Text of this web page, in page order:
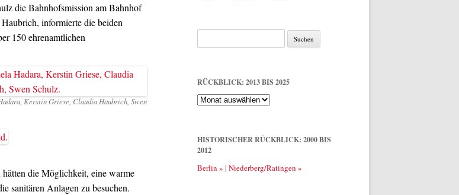
die Bahnhofsmission am Bahnhof
informierte die beiden
150 ehrenamtlichen
Kerstin Griese, Claudia Haubrich, Swen
hätten die Möglichkeit, eine warme
sanitären Anlagen zu besuchen.
Suche
nach:
RÜCKBLICK: 2013 BIS 2025
Rückblick:
2013
bis
HISTORISCHER RÜCKBLICK: 2000 BIS
2012
Berlin » | Niederberg/Ratingen »